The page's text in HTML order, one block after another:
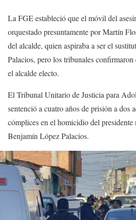
La FGE estableció que el móvil del
orquestado presuntamente por Martín
del alcalde, quien aspiraba a ser el
Palacios, pero los tribunales
el alcalde electo.
El Tribunal Unitario de Justicia para
sentenció a cuatro años de prisión a dos
cómplices en el homicidio del
Benjamín López Palacios.